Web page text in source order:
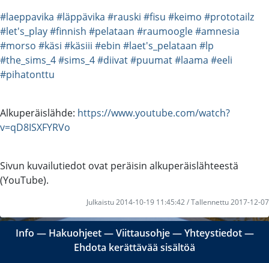
#laeppavika #läppävika #rauski #fisu #keimo #prototailz
#let's_play#finnish #pelataan #raumoogle#amnesia
#morso #käsi #käsiii #ebin #laet's_pelataan #lp
#the_sims_4#sims_4#diivat#puumat#laama #eeli
#pihatonttu
Alkuperäislähde: https://www.youtube.com/watch?
v=qD8ISXFYRVo
Sivun kuvailutiedot ovat peräisin alkuperäislähteestä
(YouTube).
Julkaistu 2014-10-19 11:45:42 / Tallennettu 2017-12-07
Info ― Hakuohjeet―Viittausohje―Yhteystiedot―
Ehdota kerättävää sisältöä